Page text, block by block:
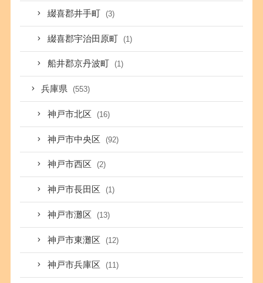
綴喜郡井手町 (3)
綴喜郡宇治田原町 (1)
船井郡京丹波町 (1)
兵庫県 (553)
神戸市北区 (16)
神戸市中央区 (92)
神戸市西区 (2)
神戸市長田区 (1)
神戸市灘区 (13)
神戸市東灘区 (12)
神戸市兵庫区 (11)